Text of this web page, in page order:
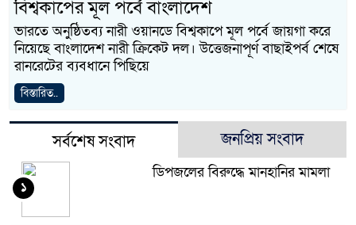
বিশ্বকাপের মূল পর্বে বাংলাদেশ
ভারতে অনুষ্ঠিতব্য নারী ওয়ানডে বিশ্বকাপে মূল পর্বে জায়গা করে
নিয়েছে বাংলাদেশ নারী ক্রিকেট দল। উত্তেজনাপূর্ণ বাছাইপর্ব শেষে
রানরেটের ব্যবধানে পিছিয়ে
বিস্তারিত..
সর্বশেষ সংবাদ জনপ্রিয় সংবাদ
ডিপজলের বিরুদ্ধে মানহানির মামলা
১